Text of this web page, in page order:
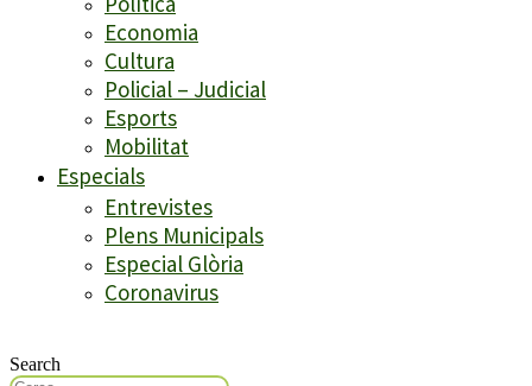
Economia
Cultura
Policial – Judicial
Esports
Mobilitat
Especials
Entrevistes
Plens Municipals
Especial Glòria
Coronavirus
Search